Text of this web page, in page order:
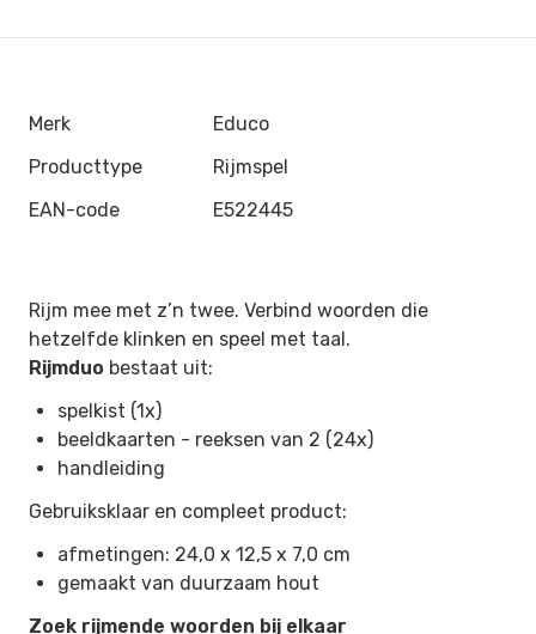
Merk
Educo
Producttype
Rijmspel
EAN-code
E522445
Rijm mee met z’n twee. Verbind woorden die
hetzelfde klinken en speel met taal.
Rijmduo bestaat uit:
spelkist (1x)
beeldkaarten - reeksen van 2 (24x)
handleiding
Gebruiksklaar en compleet product:
afmetingen: 24,0 x 12,5 x 7,0 cm
gemaakt van duurzaam hout
Zoek rijmende woorden bij elkaar